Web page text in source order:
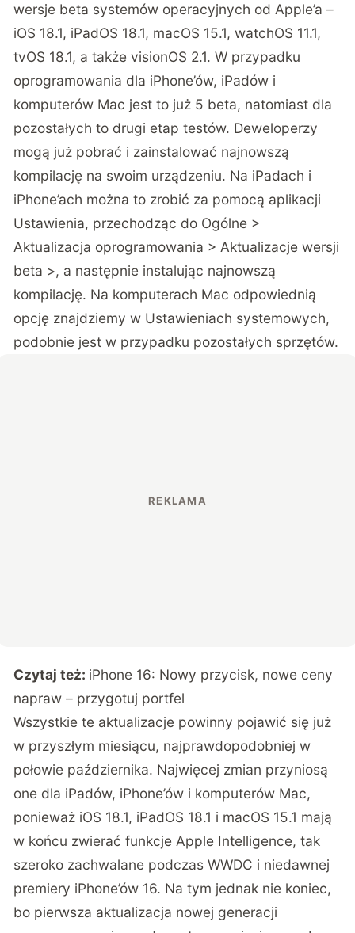
wersje beta systemów operacyjnych od Apple’a –
iOS 18.1, iPadOS 18.1, macOS 15.1, watchOS 11.1,
tvOS 18.1, a także visionOS 2.1. W przypadku
oprogramowania dla iPhone’ów, iPadów i
komputerów Mac jest to już 5 beta, natomiast dla
pozostałych to drugi etap testów. Deweloperzy
mogą już pobrać i zainstalować najnowszą
kompilację na swoim urządzeniu. Na iPadach i
iPhone’ach można to zrobić za pomocą aplikacji
Ustawienia, przechodząc do Ogólne >
Aktualizacja oprogramowania > Aktualizacje wersji
beta >, a następnie instalując najnowszą
kompilację. Na komputerach Mac odpowiednią
opcję znajdziemy w Ustawieniach systemowych,
podobnie jest w przypadku pozostałych sprzętów.
Czytaj też: iPhone 16: Nowy przycisk, nowe ceny
napraw – przygotuj portfel
Wszystkie te aktualizacje powinny pojawić się już
w przyszłym miesiącu, najprawdopodobniej w
połowie października. Najwięcej zmian przyniosą
one dla iPadów, iPhone’ów i komputerów Mac,
ponieważ iOS 18.1, iPadOS 18.1 i macOS 15.1 mają
w końcu zwierać funkcje Apple Intelligence, tak
szeroko zachwalane podczas WWDC i niedawnej
premiery iPhone’ów 16. Na tym jednak nie koniec,
bo pierwsza aktualizacja nowej generacji